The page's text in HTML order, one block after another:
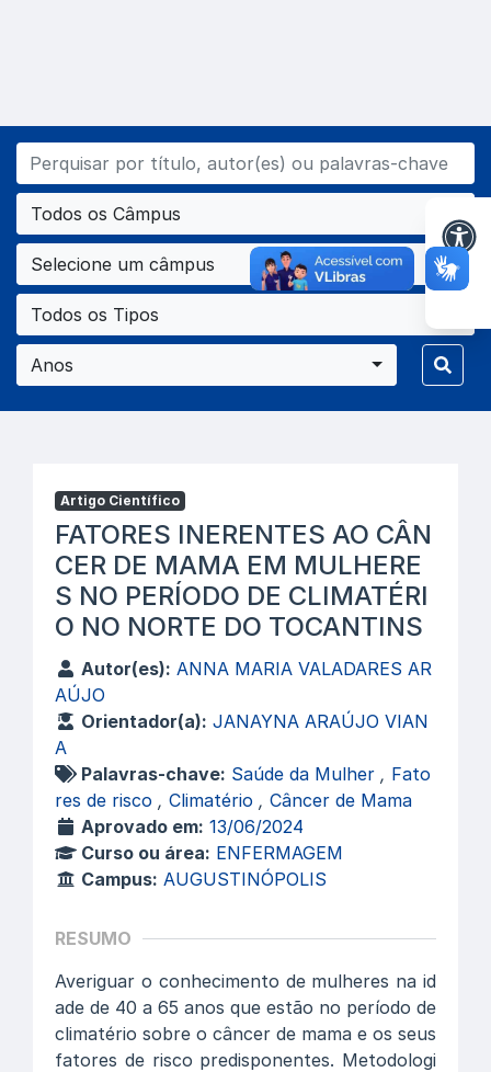
Todos os Câmpus
Selecione um câmpus
Todos os Tipos
Anos
Artigo Científico
FATORES INERENTES AO CÂN
CER DE MAMA EM MULHERE
S NO PERÍODO DE CLIMATÉRI
O NO NORTE DO TOCANTINS
Autor(es): ANNA MARIA VALADARES AR
AÚJO
Orientador(a): JANAYNA ARAÚJO VIAN
A
Palavras-chave: Saúde da Mulher , Fato
res de risco , Climatério , Câncer de Mama
Aprovado em: 13/06/2024
Curso ou área: ENFERMAGEM
Campus: AUGUSTINÓPOLIS
RESUMO
Averiguar o conhecimento de mulheres na id
ade de 40 a 65 anos que estão no período de
climatério sobre o câncer de mama e os seus
fatores de risco predisponentes. Metodologi